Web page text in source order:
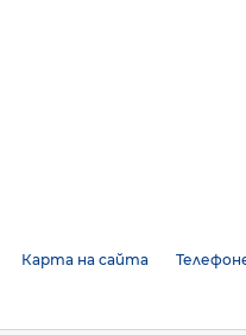
Карта на сайта